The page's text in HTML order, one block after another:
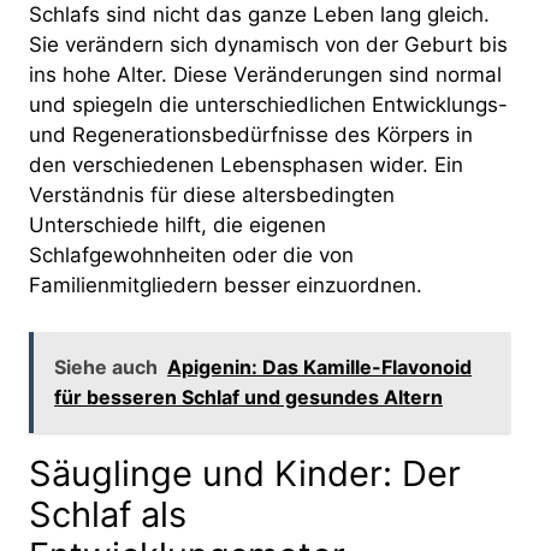
Schlafs sind nicht das ganze Leben lang gleich.
Sie verändern sich dynamisch von der Geburt bis
ins hohe Alter. Diese Veränderungen sind normal
und spiegeln die unterschiedlichen Entwicklungs-
und Regenerationsbedürfnisse des Körpers in
den verschiedenen Lebensphasen wider. Ein
Verständnis für diese altersbedingten
Unterschiede hilft, die eigenen
Schlafgewohnheiten oder die von
Familienmitgliedern besser einzuordnen.
Siehe auch Apigenin: Das Kamille-Flavonoid
für besseren Schlaf und gesundes Altern
Säuglinge und Kinder: Der
Schlaf als